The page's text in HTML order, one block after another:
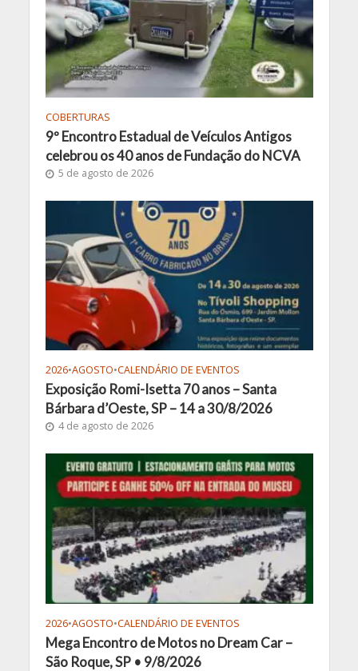
COBERTURAS
9º Encontro Estadual de Veículos Antigos
celebrou os 40 anos de Fundação do NCVA
5 de agosto de 2026
2026•AGOSTO•CALENDÁRIO DE EVENTOS
Exposição Romi-Isetta 70 anos – Santa
Bárbara d’Oeste, SP – 14 a 30/8/2026
4 de agosto de 2026
2026•AGOSTO•CALENDÁRIO DE EVENTOS
Mega Encontro de Motos no Dream Car –
São Roque, SP • 9/8/2026